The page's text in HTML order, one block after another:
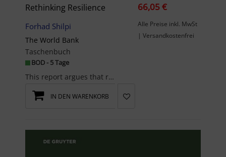
Rethinking Resilience
Forhad Shilpi
The World Bank
Taschenbuch
BOD - 5 Tage
This report argues that resilience to climate change will ultimately depend on the adaptation dec...
66,05 €
Alle Preise inkl. MwSt
| Versandkostenfrei
IN DEN WARENKORB